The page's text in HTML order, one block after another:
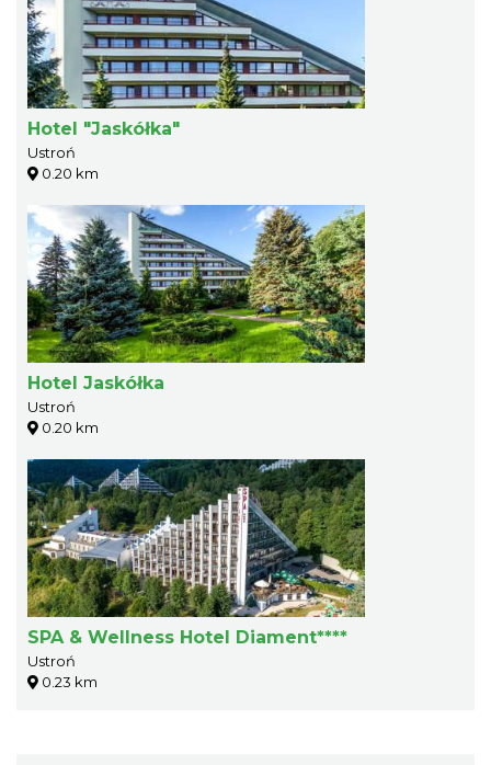
Hotel "Jaskółka"
Ustroń
0.20 km
Hotel Jaskółka
Ustroń
0.20 km
SPA & Wellness Hotel Diament****
Ustroń
0.23 km